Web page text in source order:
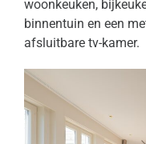
woonkeuken,
binnentuin en een
afsluitbare tv-kamer.